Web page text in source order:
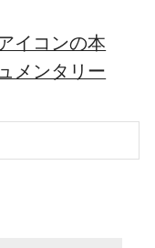
イコンの本
メンタリー